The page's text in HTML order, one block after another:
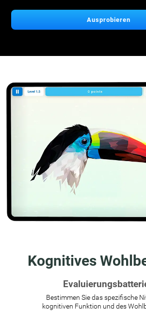
Ausprobieren
Kognitives
Bestimmen Sie das spezifische
kognitiven Funktion und des